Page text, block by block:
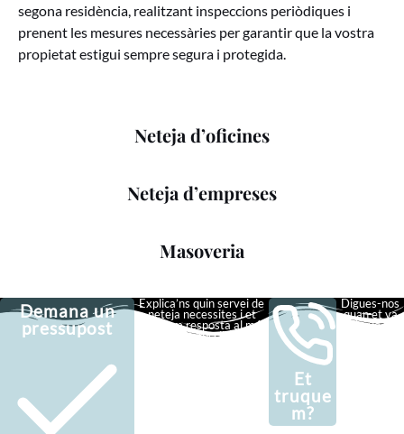
segona residència, realitzant inspeccions periòdiques i
prenent les mesures necessàries per garantir que la vostra
propietat estigui sempre segura i protegida.
Neteja d’oficines
Neteja d’empreses
Masoveria
Demana un
pressupost
Explica’ns quin servei de
neteja necessites i et
donarem resposta al més
aviat possible
Et
truque
m?
Digues-nos
quan et va
bé que et